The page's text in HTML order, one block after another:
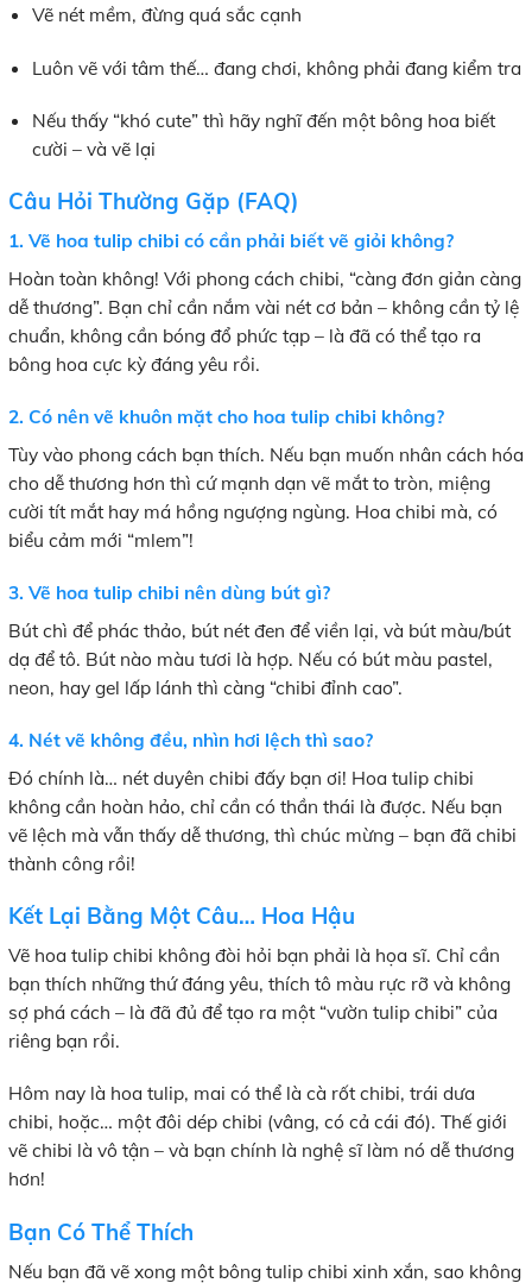
Vẽ nét mềm, đừng quá sắc cạnh
Luôn vẽ với tâm thế… đang chơi, không phải đang kiểm tra
Nếu thấy “khó cute” thì hãy nghĩ đến một bông hoa biết
cười – và vẽ lại
Câu Hỏi Thường Gặp (FAQ)
1. Vẽ hoa tulip chibi có cần phải biết vẽ giỏi không?
Hoàn toàn không! Với phong cách chibi, “càng đơn giản càng
dễ thương”. Bạn chỉ cần nắm vài nét cơ bản – không cần tỷ lệ
chuẩn, không cần bóng đổ phức tạp – là đã có thể tạo ra
bông hoa cực kỳ đáng yêu rồi.
2. Có nên vẽ khuôn mặt cho hoa tulip chibi không?
Tùy vào phong cách bạn thích. Nếu bạn muốn nhân cách hóa
cho dễ thương hơn thì cứ mạnh dạn vẽ mắt to tròn, miệng
cười tít mắt hay má hồng ngượng ngùng. Hoa chibi mà, có
biểu cảm mới “mlem”!
3. Vẽ hoa tulip chibi nên dùng bút gì?
Bút chì để phác thảo, bút nét đen để viền lại, và bút màu/bút
dạ để tô. Bút nào màu tươi là hợp. Nếu có bút màu pastel,
neon, hay gel lấp lánh thì càng “chibi đỉnh cao”.
4. Nét vẽ không đều, nhìn hơi lệch thì sao?
Đó chính là… nét duyên chibi đấy bạn ơi! Hoa tulip chibi
không cần hoàn hảo, chỉ cần có thần thái là được. Nếu bạn
vẽ lệch mà vẫn thấy dễ thương, thì chúc mừng – bạn đã chibi
thành công rồi!
Kết Lại Bằng Một Câu… Hoa Hậu
Vẽ hoa tulip chibi không đòi hỏi bạn phải là họa sĩ. Chỉ cần
bạn thích những thứ đáng yêu, thích tô màu rực rỡ và không
sợ phá cách – là đã đủ để tạo ra một “vườn tulip chibi” của
riêng bạn rồi.
Hôm nay là hoa tulip, mai có thể là cà rốt chibi, trái dưa
chibi, hoặc… một đôi dép chibi (vâng, có cả cái đó). Thế giới
vẽ chibi là vô tận – và bạn chính là nghệ sĩ làm nó dễ thương
hơn!
Bạn Có Thể Thích
Nếu bạn đã vẽ xong một bông tulip chibi xinh xắn, sao không